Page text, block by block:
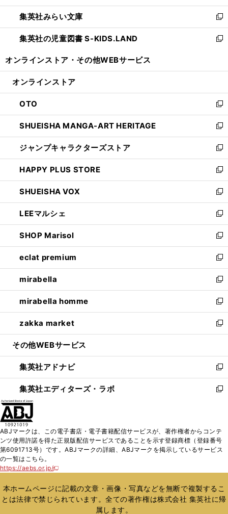
開
く
ウ
で
開
く
ン
ド
ウ
で
ウ
ィ
ン
ド
開
集英社みらい文庫
新
し
い
ン
ウ
で
開
く
集英社の児童図書 S-KIDS.LAND
新
ウ
ン
ド
ウ
で
開
く
オンラインストア・ その他WEBサービス
オンラインストア
OTO
新
し
い
ウ
ィ
ン
ド
ウ
で
開
く
SHUEISHA MANGA-ART HERITAGE
新
し
い
ウ
ィ
ン
ド
ウ
で
開
く
ジャンプキャラクターズストア
新
し
い
ウ
ィ
ン
ド
ウ
で
開
く
HAPPY PLUS STORE
新
し
い
ウ
ィ
ン
ド
ウ
で
開
く
SHUEISHA VOX
新
し
い
ウ
ィ
ン
ド
ウ
で
開
く
LEEマルシェ
新
し
い
ウ
ィ
ン
ド
ウ
で
開
く
SHOP Marisol
新
し
い
ウ
ィ
ン
ド
ウ
で
開
eclat premium
新
し
い
ウ
ィ
ン
ド
ウ
開
く
mirabella
新
し
い
ウ
ィ
ン
ウ
で
開
く
mirabella homme
新
し
い
ウ
ン
ド
ウ
で
zakka market
新
し
ウ
ィ
ン
ド
く
その他WEBサービス
集英社アドナビ
新
し
い
ド
ウ
で
集英社エディターズ・ラボ
新
ィ
ン
ド
開
く
ABJマークは、この電子書店・電子書籍配信サービスが、著作権者からコンテ
ンツ使用許諾を得た正規版配信サービスであることを示す登録商標（登録番号
第6091713号）です。ABJマークの詳細、ABJマークを掲示しているサービス
の一覧はこちら。
https://aebs.or.jp/
新
い
ウ
ィ
本ホームページに記載の文章・画像・写真などを無断で複製するこ
とは法律で禁じられています。全ての著作権は株式会社 集英社に帰
属します。